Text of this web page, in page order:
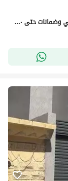
فيلا فاخرة بناء ذاتي · الحي النموذجي · تشطيب عالمي وضمانات حتى ٣٠ سنة